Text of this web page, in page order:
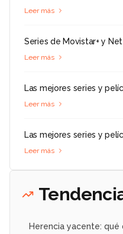
Leer más
Series de Movistar+ y
Leer más
Las mejores series y
Leer más
Las mejores series y
Leer más
Herencia yacente: